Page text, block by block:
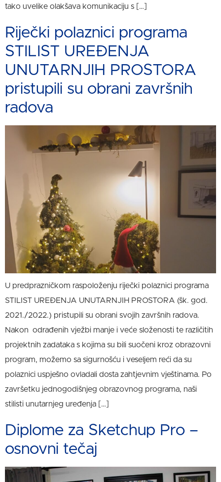
tako uvelike olakšava komunikaciju s […]
Riječki polaznici programa
STILIST UREĐENJA
UNUTARNJIH PROSTORA
pristupili su obrani završnih
radova
U predprazničkom raspoloženju riječki polaznici programa
STILIST UREĐENJA UNUTARNJIH PROSTORA (šk. god.
2021./2022.) pristupili su obrani svojih završnih radova.
Nakon odrađenih vježbi manje i veće složenosti te različitih
projektnih zadataka s kojima su bili suočeni kroz obrazovni
program, možemo sa sigurnošću i veseljem reći da su
polaznici uspješno ovladali dosta zahtjevnim vještinama. Po
završetku jednogodišnjeg obrazovnog programa, naši
stilisti unutarnjeg uređenja […]
Diplome za Sketchup Pro –
osnovni tečaj